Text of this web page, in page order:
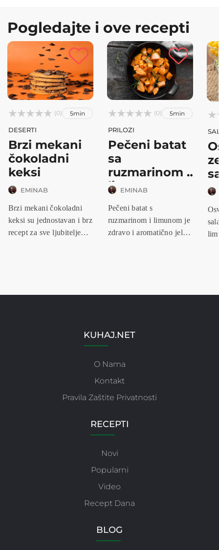
Pogledajte i ove recepti


 (0) 5min
DESERTI
Brzi mekani
čokoladni
keksi
EMINAB
Brzi mekani čokoladni
keksi su jednostavan i brz
recept za sve ljubitelje


 (0) 5min
PRILOZI
Pečeni batat
sa
ruzmarinom i
limu...
EMINAB
Pečeni batat s
ruzmarinom i limunom je
zdravo i aromatično jelo
KUHAJ.NET
O Nama
Kontakt
Pravila Zaštite Privatnosti
RECEPTI
Novi
Popularni
Video
Recept Dana
BLOG